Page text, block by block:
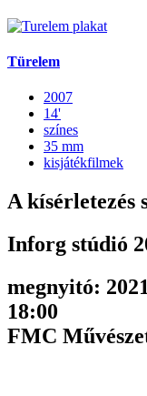
Türelem
2007
14'
színes
35 mm
kisjátékfilmek
A kísérletezés
Inforg stúdió
megnyitó:
18:00
FMC